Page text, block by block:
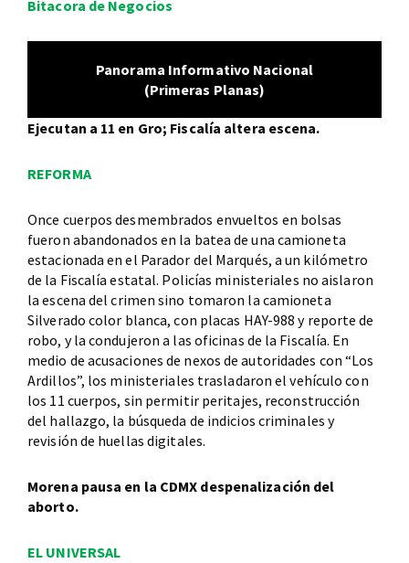
Bitacora de Negocios
Panorama Informativo Nacional
(Primeras Planas)
Ejecutan a 11 en Gro; Fiscalía altera escena.
REFORMA
Once cuerpos desmembrados envueltos en bolsas
fueron abandonados en la batea de una camioneta
estacionada en el Parador del Marqués, a un kilómetro
de la Fiscalía estatal. Policías ministeriales no aislaron
la escena del crimen sino tomaron la camioneta
Silverado color blanca, con placas HAY-988 y reporte de
robo, y la condujeron a las oficinas de la Fiscalía. En
medio de acusaciones de nexos de autoridades con “Los
Ardillos”, los ministeriales trasladaron el vehículo con
los 11 cuerpos, sin permitir peritajes, reconstrucción
del hallazgo, la búsqueda de indicios criminales y
revisión de huellas digitales.
Morena pausa en la CDMX despenalización del
aborto.
EL UNIVERSAL